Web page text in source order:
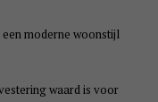
moderne woonstijl
waard is voor